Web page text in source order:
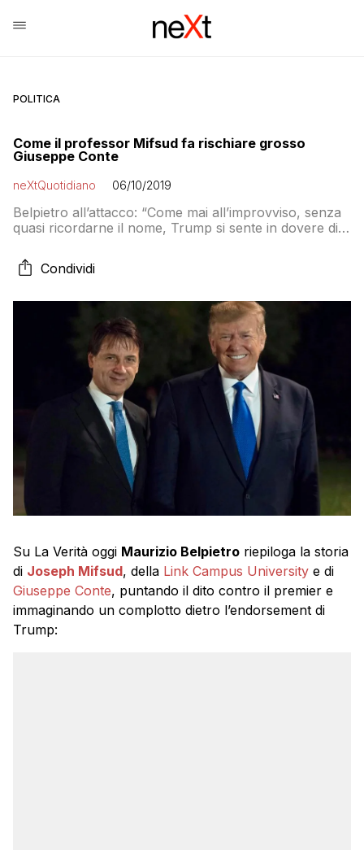
POLITICA
Come il professor Mifsud fa rischiare grosso
Giuseppe Conte
neXtQuotidiano 06/10/2019
Belpietro all’attacco: “Come mai all’improvviso, senza
quasi ricordarne il nome, Trump si sente in dovere di
Condividi
Su La Verità oggi Maurizio Belpietro riepiloga la storia
di Joseph Mifsud, della Link Campus University e di
Giuseppe Conte, puntando il dito contro il premier e
immaginando un complotto dietro l’endorsement di
Trump: